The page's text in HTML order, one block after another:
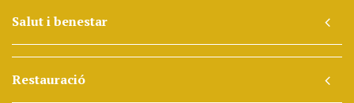
Salut i benestar
Restauració